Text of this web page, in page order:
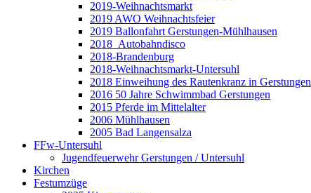
2019-Weihnachtsmarkt
2019 AWO Weihnachtsfeier
2019 Ballonfahrt Gerstungen-Mühlhausen
2018_Autobahndisco
2018-Brandenburg
2018-Weihnachtsmarkt-Untersuhl
2018 Einweihung des Rautenkranz in Gerstungen
2016 50 Jahre Schwimmbad Gerstungen
2015 Pferde im Mittelalter
2006 Mühlhausen
2005 Bad Langensalza
FFw-Untersuhl
Jugendfeuerwehr Gerstungen / Untersuhl
Kirchen
Festumzüge